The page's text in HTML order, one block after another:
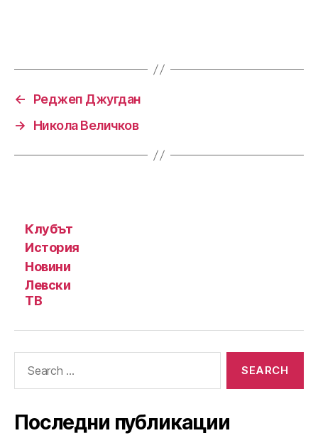
←
Реджеп Джугдан
→
Никола Величков
Клубът
История
Новини
Левски
ТВ
Последни публикации